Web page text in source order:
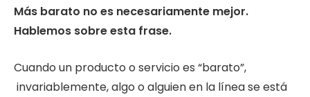
Más barato no es necesariamente mejor.
Hablemos sobre esta frase.
Cuando un producto o servicio es “barato”,
invariablemente, algo o alguien en la línea se está